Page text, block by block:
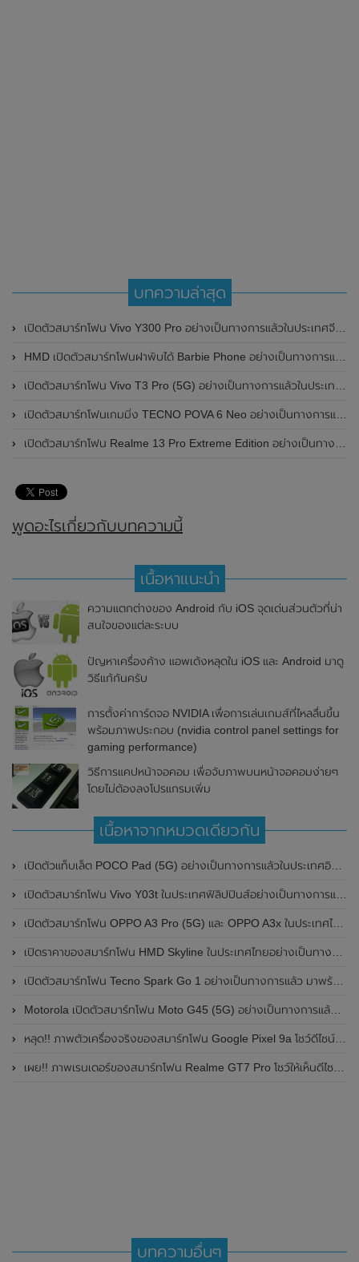
บทความล่าสุด
เปิดตัวสมาร์ทโฟน Vivo Y300 Pro อย่างเป็นทางการแล้วในประเทศจีน มาพร้อมดีไซน์พรีเมี่ยม ทนทาน และแบตเตอรี่สุดอึดขนาดใหญ่ 6,500mAh พร้อมรองรับการชาร์จไว 80W
HMD เปิดตัวสมาร์ทโฟนฝาพับได้ Barbie Phone อย่างเป็นทางการแล้ว มาพร้อมธีมสีชมพูสดใส
เปิดตัวสมาร์ทโฟน Vivo T3 Pro (5G) อย่างเป็นทางการแล้วในประเทศอินเดีย
เปิดตัวสมาร์ทโฟนเกมมิ่ง TECNO POVA 6 Neo อย่างเป็นทางการแล้วในประเทศไทย ในราคา 8,499 บาท
เปิดตัวสมาร์ทโฟน Realme 13 Pro Extreme Edition อย่างเป็นทางการแล้วในประเทศจีน
พูดอะไรเกี่ยวกับบทความนี้
เนื้อหาแนะนำ
ความแตกต่างของ Android กับ iOS จุดเด่นส่วนตัวที่น่า
สนใจของแต่ละระบบ
ปัญหาเครื่องค้าง แอพเด้งหลุดใน iOS และ Android มาดู
วิธีแก้กันครับ
การตั้งค่าการ์ดจอ NVIDIA เพื่อการเล่นเกมส์ที่ไหลลื่นขึ้น
พร้อมภาพประกอบ (nvidia control panel settings for
gaming performance)
วิธีการแคปหน้าจอคอม เพื่อจับภาพบนหน้าจอคอมง่ายๆ
โดยไม่ต้องลงโปรแกรมเพิ่ม
เนื้อหาจากหมวดเดียวกัน
เปิดตัวแท็บเล็ต POCO Pad (5G) อย่างเป็นทางการแล้วในประเทศอินเดีย มาพร้อมชิปเซ็ต Snapdragon 7s Gen 2 ของ Qualcomm และรองรับเครือข่าย 5G
เปิดตัวสมาร์ทโฟน Vivo Y03t ในประเทศฟิลิปปินส์อย่างเป็นทางการแล้ว มาพร้อมชิปเซ็ต Unisoc T612 , กล้องหลัง ความละเอียด 13MP , แบตเตอรี่ 5,000mAh และหน้าจอแสดงผล LCD / 90Hz
เปิดตัวสมาร์ทโฟน OPPO A3 Pro (5G) และ OPPO A3x ในประเทศไทยอย่างเป็นทางการแล้ว ในราคาเริ่มต้นเพียง 3,999 บาท
เปิดราคาของสมาร์ทโฟน HMD Skyline ในประเทศไทยอย่างเป็นทางการแล้ว ราคา 14,990 บาท
เปิดตัวสมาร์ทโฟน Tecno Spark Go 1 อย่างเป็นทางการแล้ว มาพร้อมหน้าจอแสดงผล LCD / 120Hz , แบตเตอรี่ 5,000mAh และใช้ชิปเซ็ต Unisoc
Motorola เปิดตัวสมาร์ทโฟน Moto G45 (5G) อย่างเป็นทางการแล้วในอินเดีย
หลุด!! ภาพตัวเครื่องจริงของสมาร์ทโฟน Google Pixel 9a โชว์ดีไซน์ใหม่ กล้องหลังแบนราบ ไม่มีกรอบของกล้องแล้ว
เผย!! ภาพเรนเดอร์ของสมาร์ทโฟน Realme GT7 Pro โชว์ให้เห็นดีไซน์ใหม่ พร้อมเผยรายละเอียดสเปกที่สำคัญบางส่วน
บทความอื่นๆ